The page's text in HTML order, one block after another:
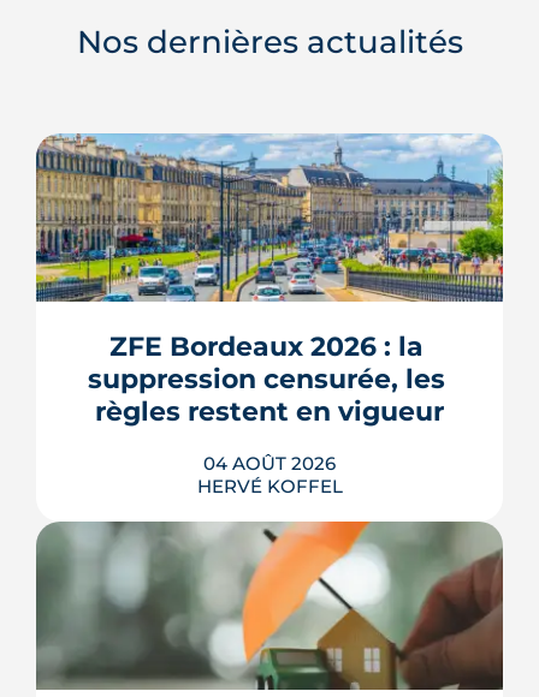
Nos dernières actualités
ZFE Bordeaux 2026 : la
suppression censurée, les
règles restent en vigueur
04 AOÛT 2026
HERVÉ KOFFEL
La fin des zones à faibles émissions a
fait la une au printemps 2026, avant
d'être effacée par le Conseil